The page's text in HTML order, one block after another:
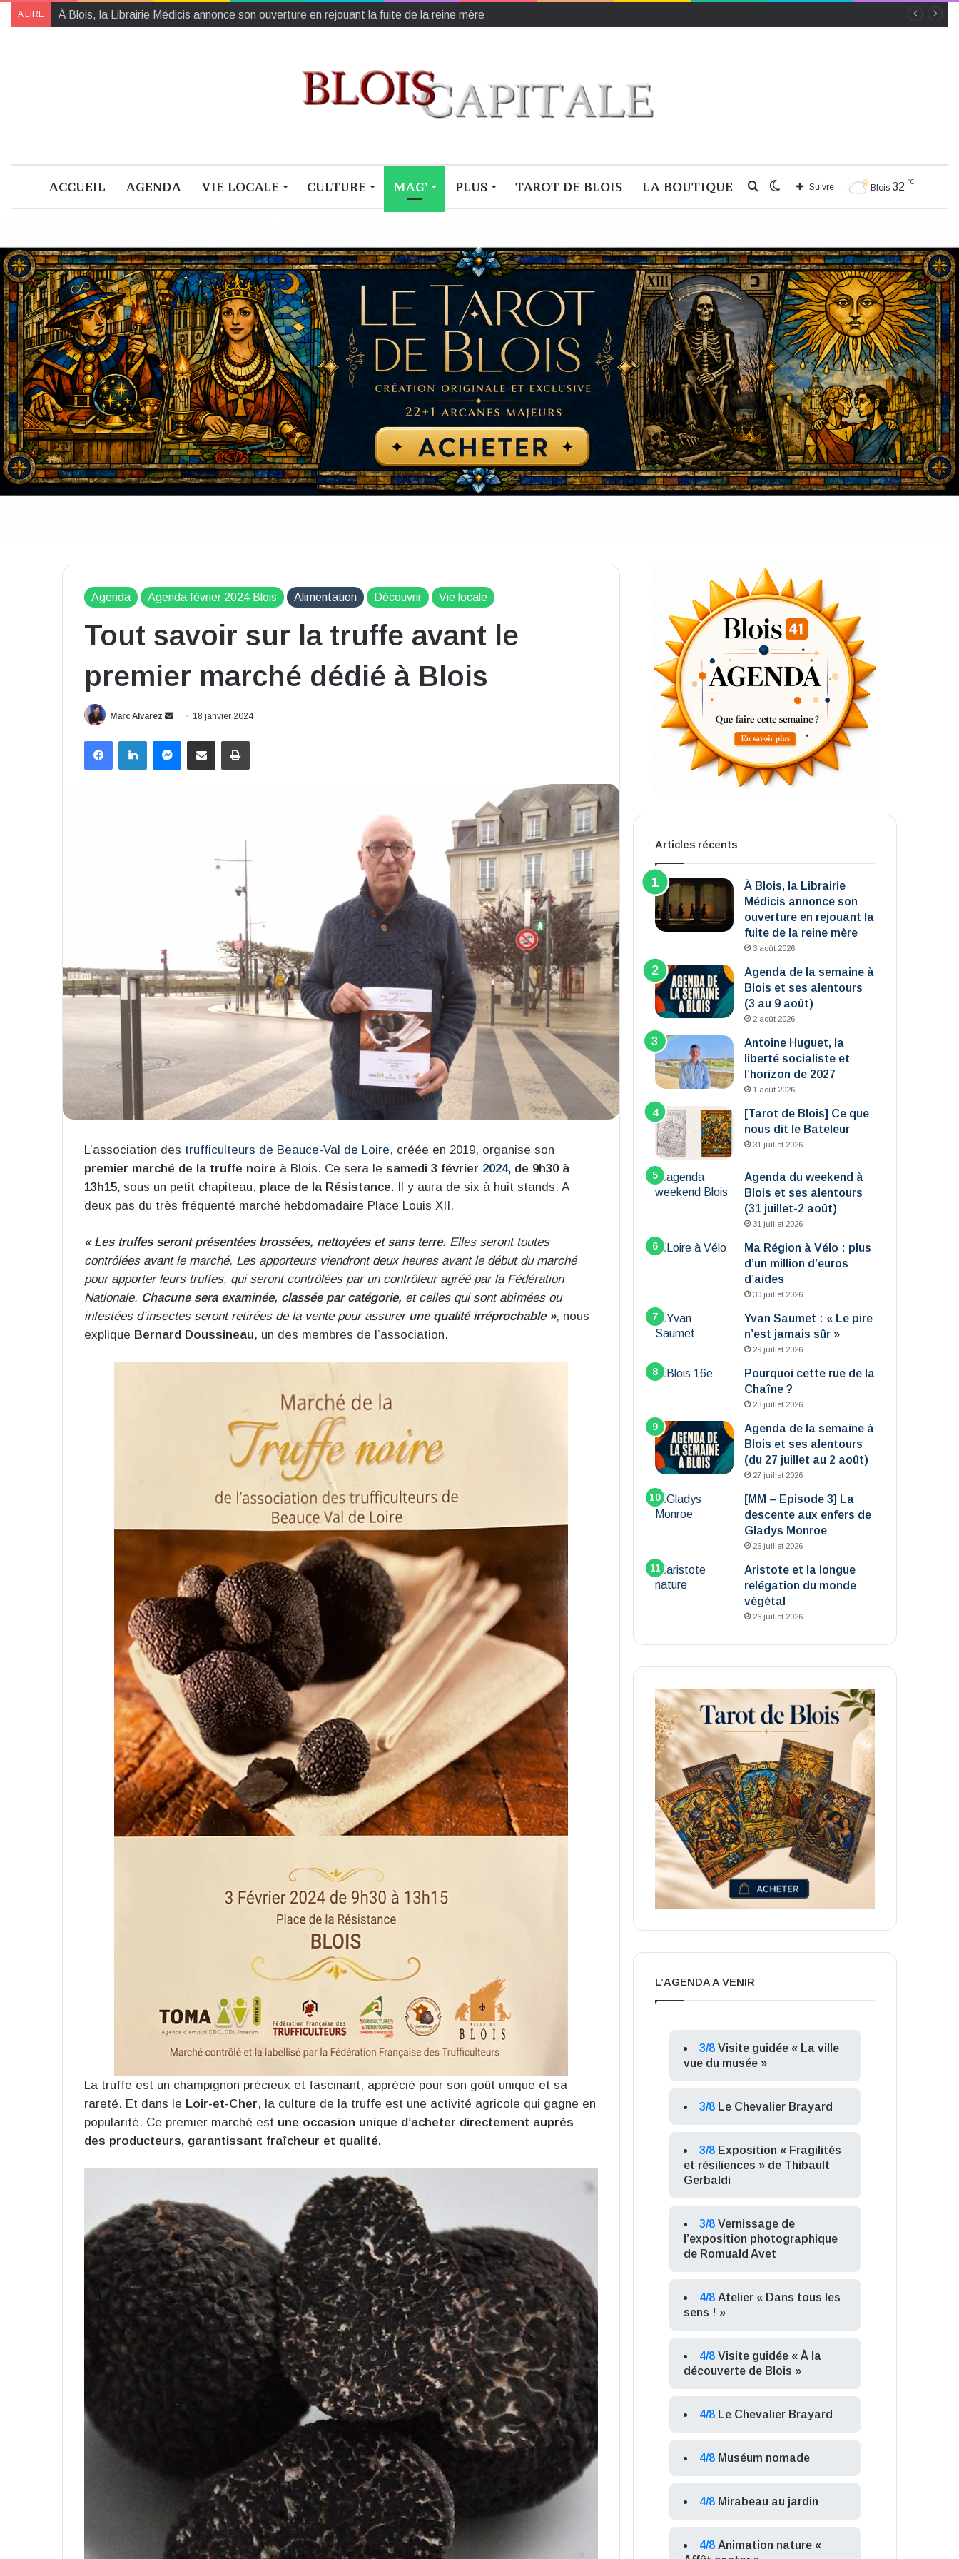
A LIRE Agenda de la semaine à Blois et ses alentours (3 au 9 août)
ACCUEIL AGENDA VIE LOCALE CULTURE MAG’ PLUS TAROT DE BLOIS LA BOUTIQUE Blois 32 ℃
Suivre
Switch
Rechercher
Agenda Agenda février 2024 Blois Alimentation Découvrir Vie locale
Tout savoir sur la truffe avant le
premier marché dédié à Blois
Marc Alvarez
Envoyer
courriel
18 janvier 2024
FacebookLinkedinMessenger
Partager par email Imprimer
L’association des trufficulteurs de Beauce-Val de Loire, créée en 2019, organise son
premier marché de la truffe noire à Blois. Ce sera le samedi 3 février 2024, de 9h30 à
13h15, sous un petit chapiteau, place de la Résistance. Il y aura de six à huit stands. A
deux pas du très fréquenté marché hebdomadaire Place Louis XII.
« Les truffes seront présentées brossées, nettoyées et sans terre. Elles seront toutes
contrôlées avant le marché. Les apporteurs viendront deux heures avant le début du marché
pour apporter leurs truffes, qui seront contrôlées par un contrôleur agréé par la Fédération
Nationale. Chacune sera examinée, classée par catégorie, et celles qui sont abîmées ou
infestées d’insectes seront retirées de la vente pour assurer une qualité irréprochable », nous
explique Bernard Doussineau, un des membres de l’association.
La truffe est un champignon précieux et fascinant, apprécié pour son goût unique et sa
rareté. Et dans le Loir-et-Cher, la culture de la truffe est une activité agricole qui gagne en
popularité. Ce premier marché est une occasion unique d’acheter directement auprès
des producteurs, garantissant fraîcheur et qualité.
Articles récents
À Blois, la Librairie
Médicis annonce son
ouverture en rejouant la
fuite de la reine mère
3 août 2026
Agenda de la semaine à
Blois et ses alentours
(3 au 9 août)
2 août 2026
Antoine Huguet, la
liberté socialiste et
l’horizon de 2027
1 août 2026
[Tarot de Blois] Ce que
nous dit le Bateleur
31 juillet 2026
Agenda du weekend à
Blois et ses alentours
(31 juillet-2 août)
31 juillet 2026
Ma Région à Vélo : plus
d’un million d’euros
d’aides
30 juillet 2026
Yvan Saumet : « Le pire
n’est jamais sûr »
29 juillet 2026
Pourquoi cette rue de la
Chaîne ?
28 juillet 2026
Agenda de la semaine à
Blois et ses alentours
(du 27 juillet au 2 août)
27 juillet 2026
[MM – Episode 3] La
descente aux enfers de
Gladys Monroe
26 juillet 2026
Aristote et la longue
relégation du monde
végétal
26 juillet 2026
L’AGENDA A VENIR
3/8 Visite guidée « La ville
vue du musée »
3/8 Le Chevalier Brayard
3/8 Exposition « Fragilités
et résiliences » de Thibault
Gerbaldi
3/8 Vernissage de
l’exposition photographique
de Romuald Avet
4/8 Atelier « Dans tous les
sens ! »
4/8 Visite guidée « À la
découverte de Blois »
4/8 Le Chevalier Brayard
4/8 Muséum nomade
4/8 Mirabeau au jardin
4/8 Animation nature «